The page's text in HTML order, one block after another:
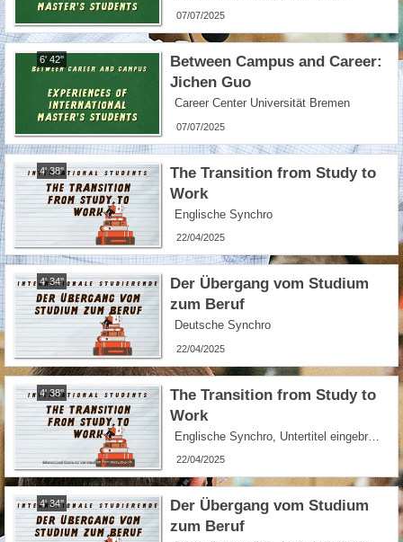
07/07/2025
6' 42''
Between Campus and Career:
Jichen Guo
Career Center Universität Bremen
07/07/2025
4' 38''
The Transition from Study to
Work
Englische Synchro
22/04/2025
4' 34''
Der Übergang vom Studium
zum Beruf
Deutsche Synchro
22/04/2025
4' 38''
The Transition from Study to
Work
Englische Synchro, Untertitel eingebrannt
22/04/2025
4' 34''
Der Übergang vom Studium
zum Beruf